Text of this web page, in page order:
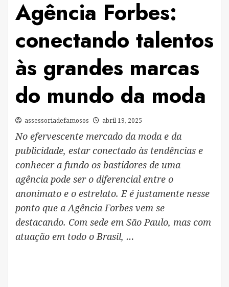
Agência Forbes:
conectando talentos
às grandes marcas
do mundo da moda
assessoriadefamosos abril 19, 2025
No efervescente mercado da moda e da
publicidade, estar conectado às tendências e
conhecer a fundo os bastidores de uma
agência pode ser o diferencial entre o
anonimato e o estrelato. E é justamente nesse
ponto que a Agência Forbes vem se
destacando. Com sede em São Paulo, mas com
atuação em todo o Brasil, …